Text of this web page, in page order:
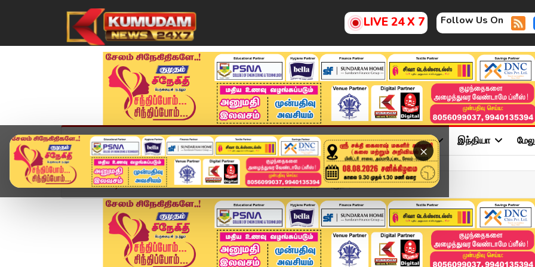
LIVE 24 X 7 Follow Us On
×
முகப்பு விளையாட்டு அண்மை தமிழ்நாடு சினிமா அரசியல் விளையாட்டு இந்தியா
Home வீடியோ ஸ்டோரி 🔴LIVE : Press Meet -ல் கோபத்தில் கதறி அழுத ரவி...